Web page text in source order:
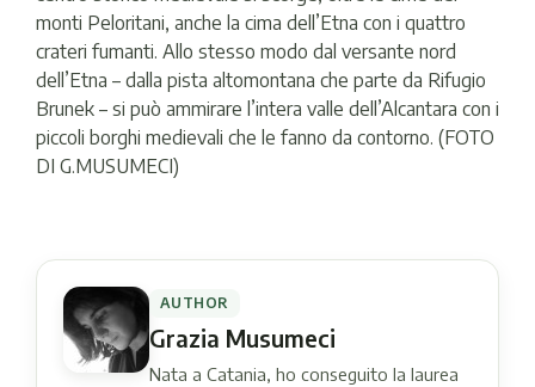
monti Peloritani, anche la cima dell’Etna con i quattro
crateri fumanti. Allo stesso modo dal versante nord
dell’Etna – dalla pista altomontana che parte da Rifugio
Brunek – si può ammirare l’intera valle dell’Alcantara con i
piccoli borghi medievali che le fanno da contorno. (FOTO
DI G.MUSUMECI)
AUTHOR
Grazia Musumeci
Nata a Catania, ho conseguito la laurea